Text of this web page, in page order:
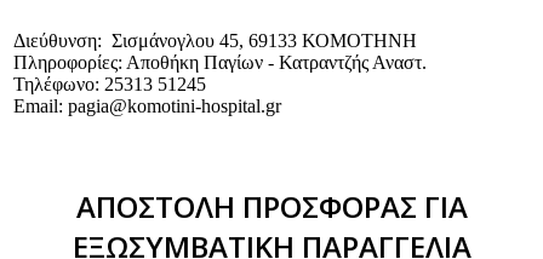
Διεύθυνση: Σισμάνογλου 45, 69133 ΚΟΜΟΤΗΝΗ
Πληροφορίες: Αποθήκη Παγίων - Κατραντζής Αναστ.
Τηλέφωνο: 25313 51245
Email: pagia@komotini-hospital.gr
ΑΠΟΣΤΟΛΗ ΠΡΟΣΦΟΡΑΣ ΓΙΑ
ΕΞΩΣΥΜΒΑΤΙΚΗ ΠΑΡΑΓΓΕΛΙΑ